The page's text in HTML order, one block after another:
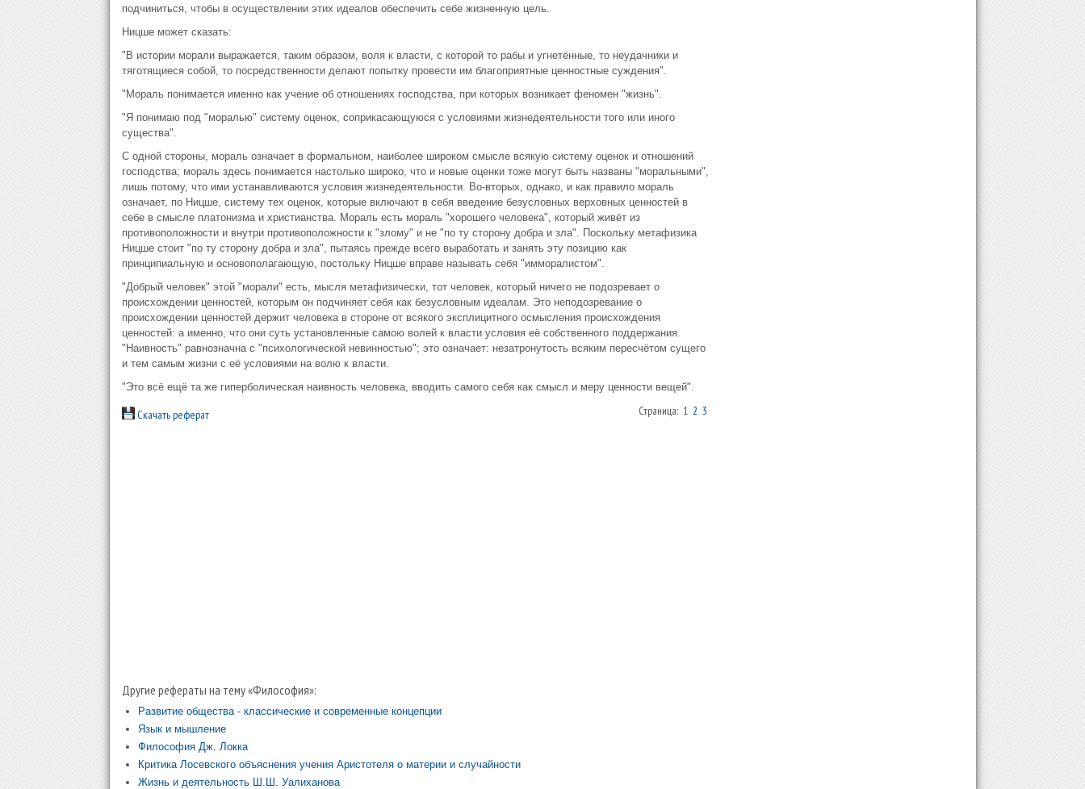
подчиниться, чтобы в осуществлении этих идеалов обеспечить себе жизненную цель.
Ницше может сказать:
"В истории морали выражается, таким образом, воля к власти, с которой то рабы и угнетённые, то неудачники и
тяготящиеся собой, то посредственности делают попытку провести им благоприятные ценностные суждения".
"Мораль понимается именно как учение об отношениях господства, при которых возникает феномен "жизнь".
"Я понимаю под "моралью" систему оценок, соприкасающуюся с условиями жизнедеятельности того или иного
существа".
С одной стороны, мораль означает в формальном, наиболее широком смысле всякую систему оценок и отношений
господства; мораль здесь понимается настолько широко, что и новые оценки тоже могут быть названы "моральными",
лишь потому, что ими устанавливаются условия жизнедеятельности. Во-вторых, однако, и как правило мораль
означает, по Ницше, систему тех оценок, которые включают в себя введение безусловных верховных ценностей в
себе в смысле платонизма и христианства. Мораль есть мораль "хорошего человека", который живёт из
противоположности и внутри противоположности к "злому" и не "по ту сторону добра и зла". Поскольку метафизика
Ницше стоит "по ту сторону добра и зла", пытаясь прежде всего выработать и занять эту позицию как
принципиальную и основополагающую, постольку Ницше вправе называть себя "имморалистом".
"Добрый человек" этой "морали" есть, мысля метафизически, тот человек, который ничего не подозревает о
происхождении ценностей, которым он подчиняет себя как безусловным идеалам. Это неподозревание о
происхождении ценностей держит человека в стороне от всякого эксплицитного осмысления происхождения
ценностей: а именно, что они суть установленные самою волей к власти условия её собственного поддержания.
"Наивность" равнозначна с "психологической невинностью"; это означает: незатронутость всяким пересчётом сущего
и тем самым жизни с её условиями на волю к власти.
"Это всё ещё та же гиперболическая наивность человека, вводить самого себя как смысл и меру ценности вещей".
Скачать реферат Страница: 1 2 3
Другие рефераты на тему «Философия»:
Развитие общества - классические и современные концепции
Язык и мышление
Философия Дж. Локка
Критика Лосевского объяснения учения Аристотеля о материи и случайности
Жизнь и деятельность Ш.Ш. Уалиханова